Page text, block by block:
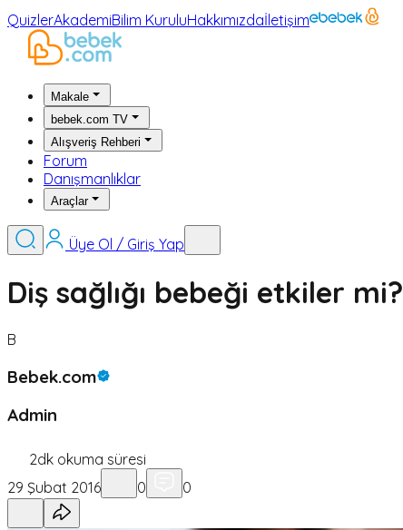
QuizlerAkademiBilim KuruluHakkımızdaİletişim
Makale
bebek.com TV
Alışveriş Rehberi
Forum
Danışmanlıklar
Araçlar
Üye Ol / Giriş Yap
Diş sağlığı bebeği etkiler mi?
B
Bebek.com
Admin
2dk okuma süresi
29 Şubat 2016
0 0